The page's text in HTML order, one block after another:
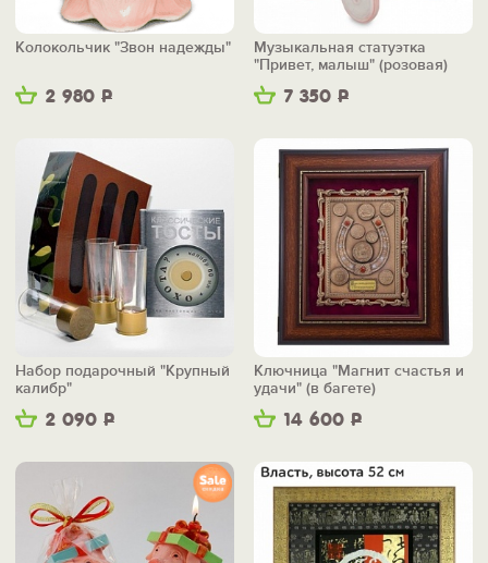
2 980 Р
Колокольчик "Звон надежды"
7 350 Р
Музыкальная статуэтка
"Привет, малыш" (розовая)
2 090 Р
Набор подарочный "Крупный
калибр"
14 600 Р
Ключница "Магнит счастья и
удачи" (в багете)